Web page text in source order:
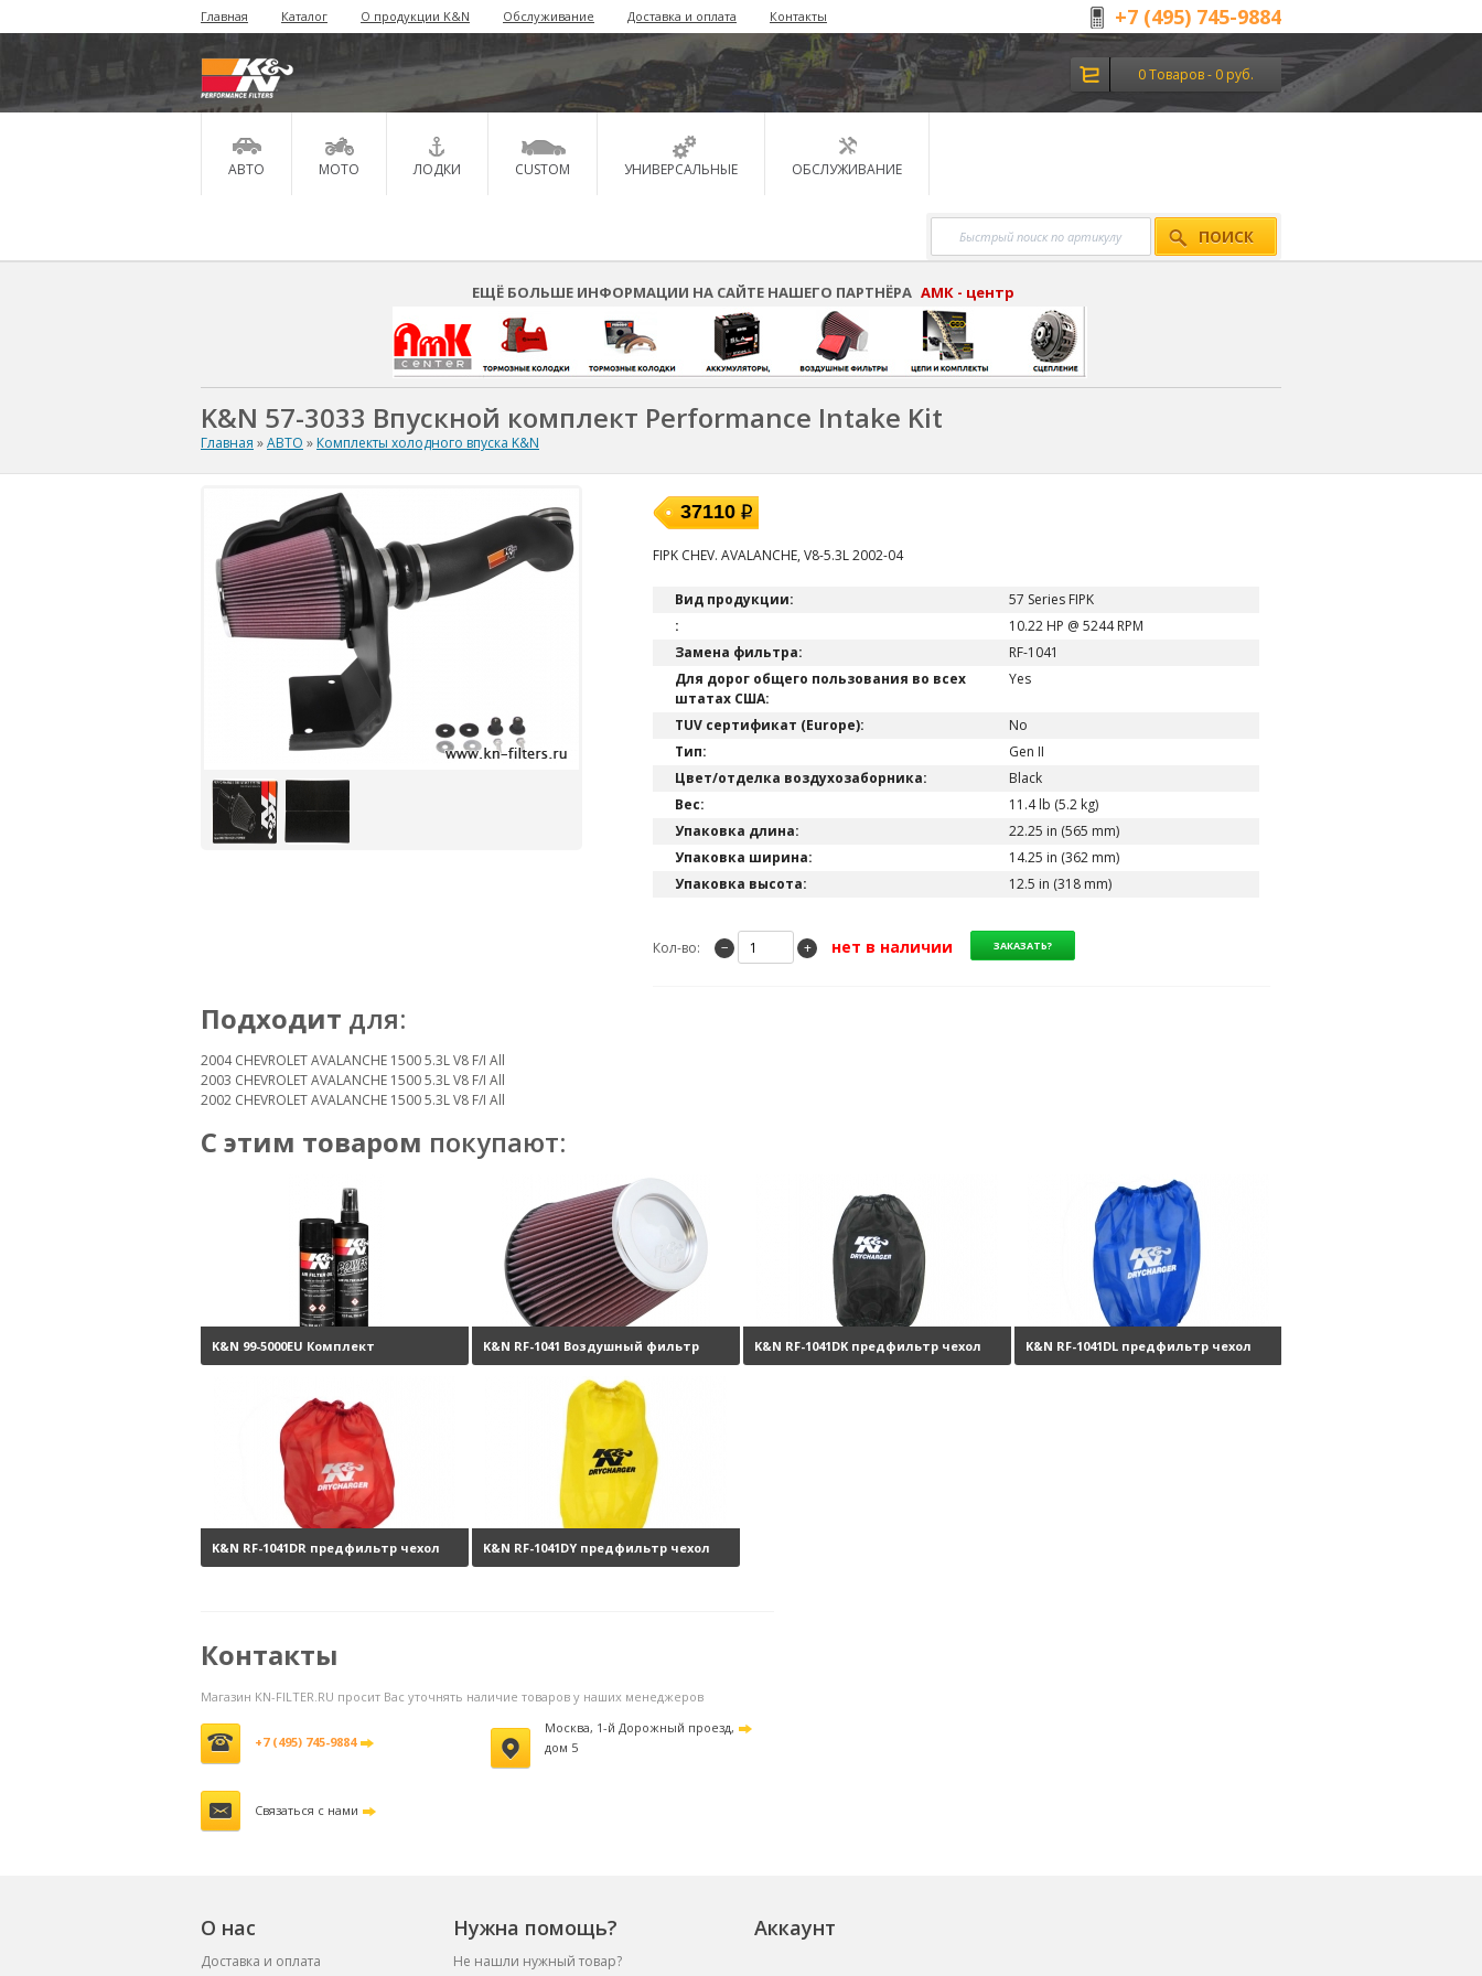
Главная Каталог О продукции K&N Обслуживание Доставка и оплата Контакты +7 (495) 745-9884
0 Товаров - 0 руб.
АВТО МОТО ЛОДКИ CUSTOM УНИВЕРСАЛЬНЫЕ ОБСЛУЖИВАНИЕ
ПОИСК
ЕЩЁ БОЛЬШЕ ИНФОРМАЦИИ НА САЙТЕ НАШЕГО ПАРТНЁРА АМК - центр
K&N 57-3033 Впускной комплект Performance Intake Kit
Главная »АВТО » Комплекты холодного впуска K&N
37110
FIPK CHEV. AVALANCHE, V8-5.3L 2002-04
Вид продукции:
57 Series FIPK
:
10.22 HP @ 5244 RPM
Замена фильтра:
RF-1041
Для дорог общего пользования во всех
штатах США:
Yes
TUV сертификат (Europe):
No
Тип:
Gen II
Цвет/отделка воздухозаборника:
Black
Вес:
11.4 lb (5.2 kg)
Упаковка длина:
22.25 in (565 mm)
Упаковка ширина:
14.25 in (362 mm)
Упаковка высота:
12.5 in (318 mm)
Кол-во: − + нет в наличии
Подходит для:
2004 CHEVROLET AVALANCHE 1500 5.3L V8 F/I All
2003 CHEVROLET AVALANCHE 1500 5.3L V8 F/I All
2002 CHEVROLET AVALANCHE 1500 5.3L V8 F/I All
С этим товаром покупают:
K&N 99-5000EU Комплект K&N RF-1041 Воздушный фильтр
нулевого сопротивления
K&N RF-1041DK предфильтр чехол K&N RF-1041DL предфильтр чехол
K&N RF-1041DR предфильтр чехол K&N RF-1041DY предфильтр чехол
Контакты
Магазин KN-FILTER.RU просит Вас уточнять наличие товаров у наших менеджеров
+7 (495) 745-9884
Москва, 1-й Дорожный проезд,
дом 5
Связаться с нами
О нас Нужна помощь? Аккаунт
Доставка и оплата Не нашли нужный товар?